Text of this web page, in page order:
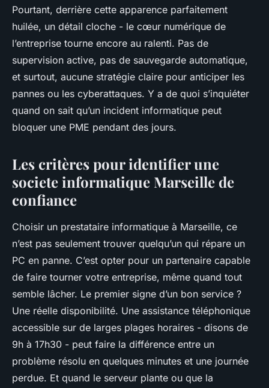
Pourtant, derrière cette apparence parfaitement
huilée, un détail cloche - le cœur numérique de
l’entreprise tourne encore au ralenti. Pas de
supervision active, pas de sauvegarde automatique,
et surtout, aucune stratégie claire pour anticiper les
pannes ou les cyberattaques. Y a de quoi s’inquiéter
quand on sait qu’un incident informatique peut
bloquer une PME pendant des jours.
Les critères pour identifier une
societe informatique Marseille de
confiance
Choisir un prestataire informatique à Marseille, ce
n’est pas seulement trouver quelqu’un qui répare un
PC en panne. C’est opter pour un partenaire capable
de faire tourner votre entreprise, même quand tout
semble lâcher. Le premier signe d’un bon service ?
Une réelle disponibilité. Une assistance téléphonique
accessible sur de larges plages horaires - disons de
9h à 17h30 - peut faire la différence entre un
problème résolu en quelques minutes et une journée
perdue. Et quand le serveur plante ou que la